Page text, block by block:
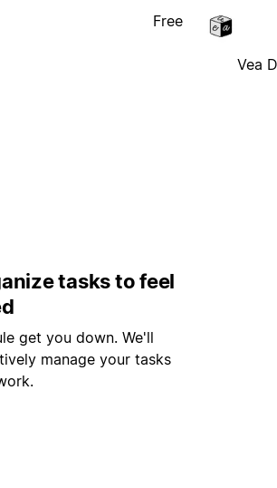
Free
Vea
tasks to feel
get you down. We'll
manage your tasks